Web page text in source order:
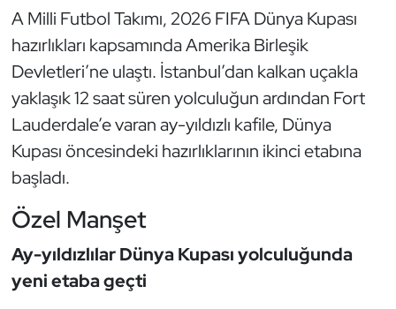
A Milli Futbol Takımı, 2026 FIFA Dünya Kupası
hazırlıkları kapsamında Amerika Birleşik
Devletleri’ne ulaştı. İstanbul’dan kalkan uçakla
yaklaşık 12 saat süren yolculuğun ardından Fort
Lauderdale’e varan ay-yıldızlı kafile, Dünya
Kupası öncesindeki hazırlıklarının ikinci etabına
başladı.
Özel Manşet
Ay-yıldızlılar Dünya Kupası yolculuğunda
yeni etaba geçti
Dövüş Sanatı
E-Spor
Eskrim
Futbol
Golf